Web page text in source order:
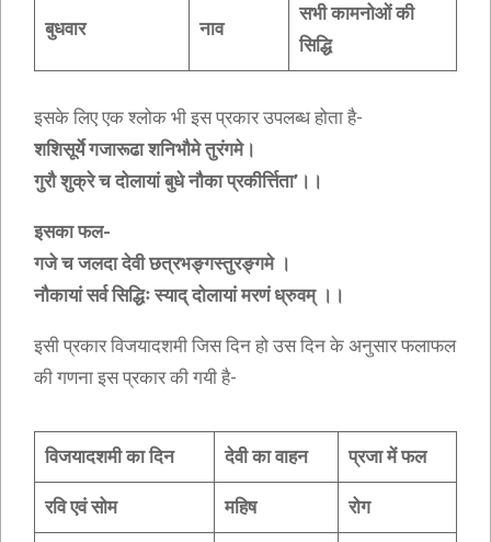
बुधवार नाव
सभी कामनोओं की
सिद्धि
इसके लिए एक श्लोक भी इस प्रकार उपलब्ध होता है-
शशिसूर्ये गजारूढा शनिभौमे तुरंगमे।
गुरौ शुक्रे च दोलायां बुधे नौका प्रकी‌र्त्तिता’।।
इसका फल-
गजे च जलदा देवी छत्रभङ्गस्तुरङ्गमे ।
नौकायां सर्व सिद्धिः स्याद् दोलायां मरणं ध्रुवम् ।।
इसी प्रकार विजयादशमी जिस दिन हो उस दिन के अनुसार फलाफल
की गणना इस प्रकार की गयी है-
विजयादशमी का दिन देवी का वाहन प्रजा में फल
रवि एवं सोम महिष रोग